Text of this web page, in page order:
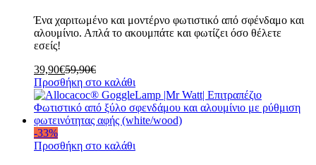
Ένα χαριτωμένο και μοντέρνο φωτιστικό από σφένδαμο και
αλουμίνιο. Απλά το ακουμπάτε και φωτίζει όσο θέλετε
εσείς!
39,90€59,90€
Προσθήκη στο καλάθι
-33%
Προσθήκη στο καλάθι